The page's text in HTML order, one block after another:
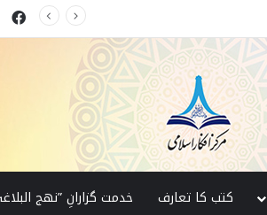
کتب کا تعارف خدمت گزارانِ ”نھج